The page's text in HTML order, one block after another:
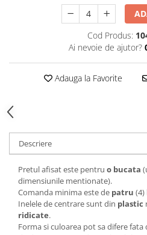
Cod Produs:
Ai nevoie de ajutor?
Adauga la Favorite
Descriere
Pretul afisat este pentru o bucata
dimensiunile mentionate).
Comanda minima este de patru (4)
Inelele de centrare sunt din plastic
ridicate.
Forma si culoarea pot sa difere